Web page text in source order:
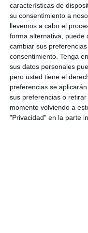
características de
su consentimiento a
llevemos a cabo el
forma alternativa, puede
cambiar sus
consentimiento. Tenga
sus datos personales
pero usted tiene el
preferencias se
sus preferencias o
momento volviendo a
"Privacidad" en la parte
LO ÚLTIMO
La verdad sobre la IA
siendo una promesa
Munich Re alcanza
mantiene sus
Allianz gana un
objetivos para 2026
Generali dispara un
No Vida en España